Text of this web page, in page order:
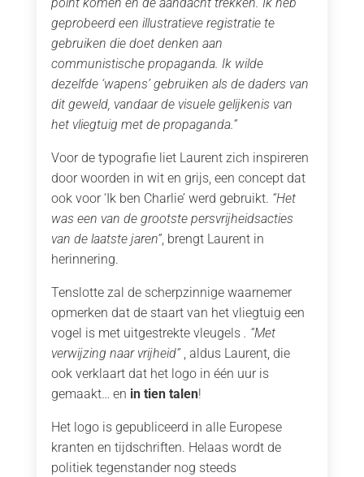
point komen en de aandacht trekken. Ik heb
geprobeerd een illustratieve registratie te
gebruiken die doet denken aan
communistische propaganda. Ik wilde
dezelfde ‘wapens’ gebruiken als de daders van
dit geweld, vandaar de visuele gelijkenis van
het vliegtuig met de propaganda.”
Voor de typografie liet Laurent zich inspireren
door woorden in wit en grijs, een concept dat
ook voor ‘Ik ben Charlie’ werd gebruikt. “Het
was een van de grootste persvrijheidsacties
van de laatste jaren”, brengt Laurent in
herinnering.
Tenslotte zal de scherpzinnige waarnemer
opmerken dat de staart van het vliegtuig een
vogel is met uitgestrekte vleugels . “Met
verwijzing naar vrijheid”, aldus Laurent, die
ook verklaart dat het logo in één uur is
gemaakt… en in tien talen!
Het logo is gepubliceerd in alle Europese
kranten en tijdschriften. Helaas wordt de
politiek tegenstander nog steeds